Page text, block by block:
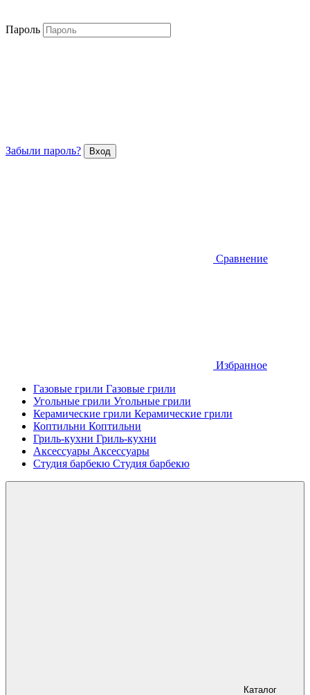
Пароль
Забыли пароль?
Сравнение
Избранное
Газовые грили Газовые грили
Угольные грили Угольные грили
Керамические грили Керамические грили
Коптильни Коптильни
Гриль-кухни Гриль-кухни
Аксессуары Аксессуары
Студия барбекю Студия барбекю
Каталог